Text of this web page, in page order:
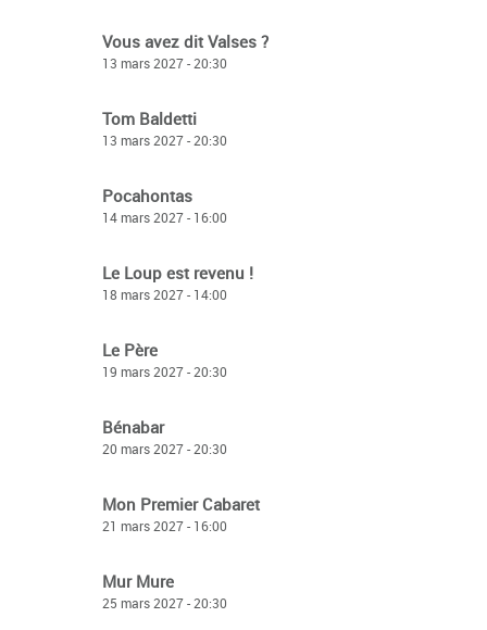
Vous avez dit Valses ?
13 mars 2027 - 20:30
Tom Baldetti
13 mars 2027 - 20:30
Pocahontas
14 mars 2027 - 16:00
Le Loup est revenu !
18 mars 2027 - 14:00
Le Père
19 mars 2027 - 20:30
Bénabar
20 mars 2027 - 20:30
Mon Premier Cabaret
21 mars 2027 - 16:00
Mur Mure
25 mars 2027 - 20:30